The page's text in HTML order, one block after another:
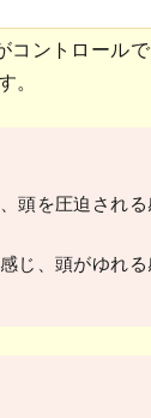
コントロール
。
頭を圧迫され
じ、頭がゆれる